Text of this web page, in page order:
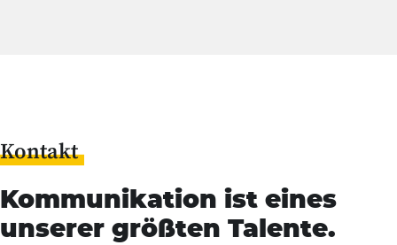
Kontakt
Kommunikation ist eines
unserer größten Talente.